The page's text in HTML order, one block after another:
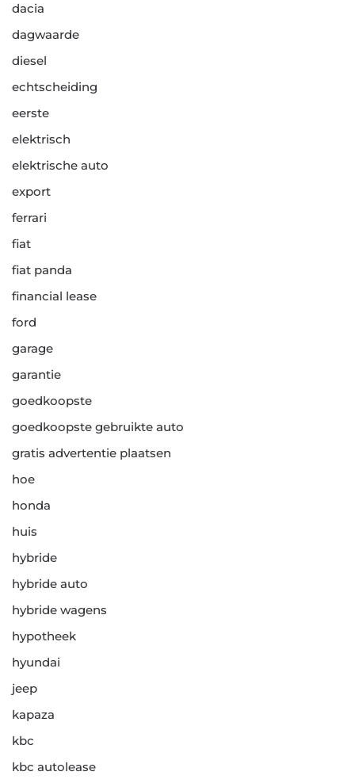
dacia
dagwaarde
diesel
echtscheiding
eerste
elektrisch
elektrische auto
export
ferrari
fiat
fiat panda
financial lease
ford
garage
garantie
goedkoopste
goedkoopste gebruikte auto
gratis advertentie plaatsen
hoe
honda
huis
hybride
hybride auto
hybride wagens
hypotheek
hyundai
jeep
kapaza
kbc
kbc autolease